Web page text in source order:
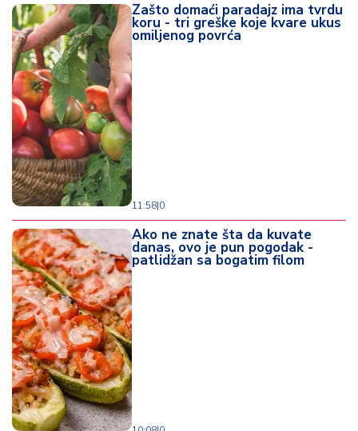
Zašto domaći paradajz ima tvrdu
koru - tri greške koje kvare ukus
omiljenog povrća
11:58|0
Ako ne znate šta da kuvate
danas, ovo je pun pogodak -
patlidžan sa bogatim filom